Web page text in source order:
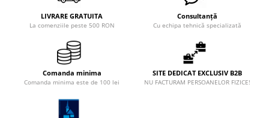
LIVRARE GRATUITA
La comenziile peste 500 RON
Consultanță
Cu echipa tehnică specializată
Comanda minima
Comanda minima este de 100 lei
SITE DEDICAT EXCLUSIV B2B
NU FACTURAM PERSOANELOR FIZICE!